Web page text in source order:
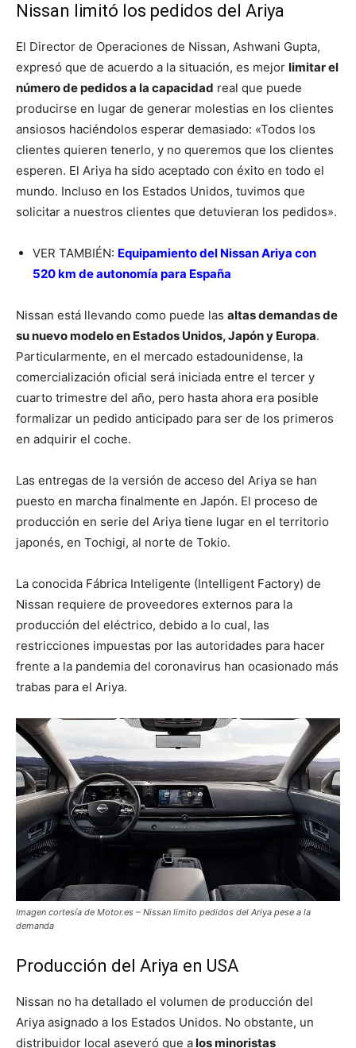
Nissan limitó los pedidos del Ariya
El Director de Operaciones de Nissan, Ashwani Gupta,
expresó que de acuerdo a la situación, es mejor limitar el
número de pedidos a la capacidad real que puede
producirse en lugar de generar molestias en los clientes
ansiosos haciéndolos esperar demasiado: «Todos los
clientes quieren tenerlo, y no queremos que los clientes
esperen. El Ariya ha sido aceptado con éxito en todo el
mundo. Incluso en los Estados Unidos, tuvimos que
solicitar a nuestros clientes que detuvieran los pedidos».
VER TAMBIÉN: Equipamiento del Nissan Ariya con
520 km de autonomía para España
Nissan está llevando como puede las altas demandas de
su nuevo modelo en Estados Unidos, Japón y Europa.
Particularmente, en el mercado estadounidense, la
comercialización oficial será iniciada entre el tercer y
cuarto trimestre del año, pero hasta ahora era posible
formalizar un pedido anticipado para ser de los primeros
en adquirir el coche.
Las entregas de la versión de acceso del Ariya se han
puesto en marcha finalmente en Japón. El proceso de
producción en serie del Ariya tiene lugar en el territorio
japonés, en Tochigi, al norte de Tokio.
La conocida Fábrica Inteligente (Intelligent Factory) de
Nissan requiere de proveedores externos para la
producción del eléctrico, debido a lo cual, las
restricciones impuestas por las autoridades para hacer
frente a la pandemia del coronavirus han ocasionado más
trabas para el Ariya.
Imagen cortesía de Motor.es – Nissan limito pedidos del Ariya pese a la
demanda
Producción del Ariya en USA
Nissan no ha detallado el volumen de producción del
Ariya asignado a los Estados Unidos. No obstante, un
distribuidor local aseveró que alos minoristas